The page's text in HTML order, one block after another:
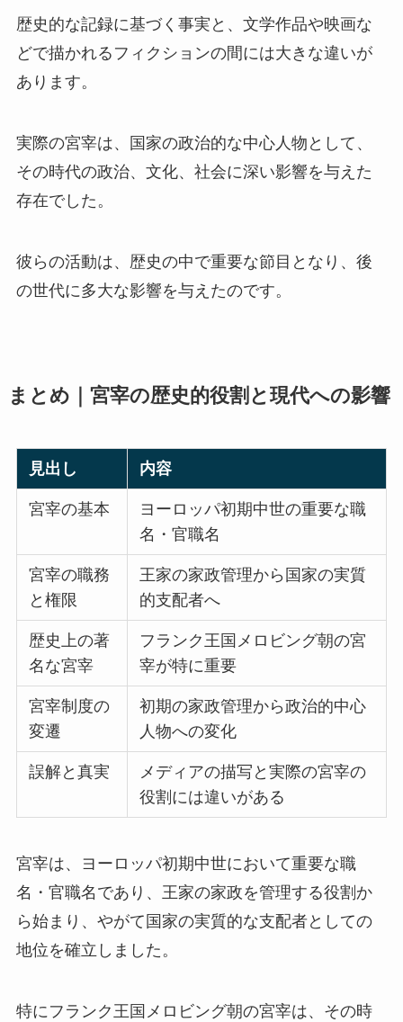
歴史的な記録に基づく事実と、文学作品や映画な
どで描かれるフィクションの間には大きな違いが
あります。
実際の宮宰は、国家の政治的な中心人物として、
その時代の政治、文化、社会に深い影響を与えた
存在でした。
彼らの活動は、歴史の中で重要な節目となり、後
の世代に多大な影響を与えたのです。
まとめ｜宮宰の歴史的役割と現代への影響
見出し 内容
宮宰の基本
ヨーロッパ初期中世の重要な職
名・官職名
宮宰の職務
と権限
王家の家政管理から国家の実質
的支配者へ
歴史上の著
名な宮宰
フランク王国メロビング朝の宮
宰が特に重要
宮宰制度の
変遷
初期の家政管理から政治的中心
人物への変化
誤解と真実
メディアの描写と実際の宮宰の
役割には違いがある
宮宰は、ヨーロッパ初期中世において重要な職
名・官職名であり、王家の家政を管理する役割か
ら始まり、やがて国家の実質的な支配者としての
地位を確立しました。
特にフランク王国メロビング朝の宮宰は、その時